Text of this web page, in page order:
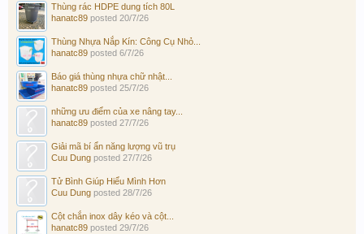
Thùng rác HDPE dung tích 80L
hanatc89 posted 20/7/26
Thùng Nhựa Nắp Kín: Công Cụ Nhỏ...
hanatc89 posted 6/7/26
Báo giá thùng nhựa chữ nhật...
hanatc89 posted 25/7/26
những ưu điểm của xe nâng tay...
hanatc89 posted 27/7/26
Giải mã bí ẩn năng lượng vũ trụ
Cuu Dung posted 27/7/26
Tử Bình Giúp Hiểu Mình Hơn
Cuu Dung posted 28/7/26
Cột chắn inox dây kéo và cột...
hanatc89 posted 29/7/26